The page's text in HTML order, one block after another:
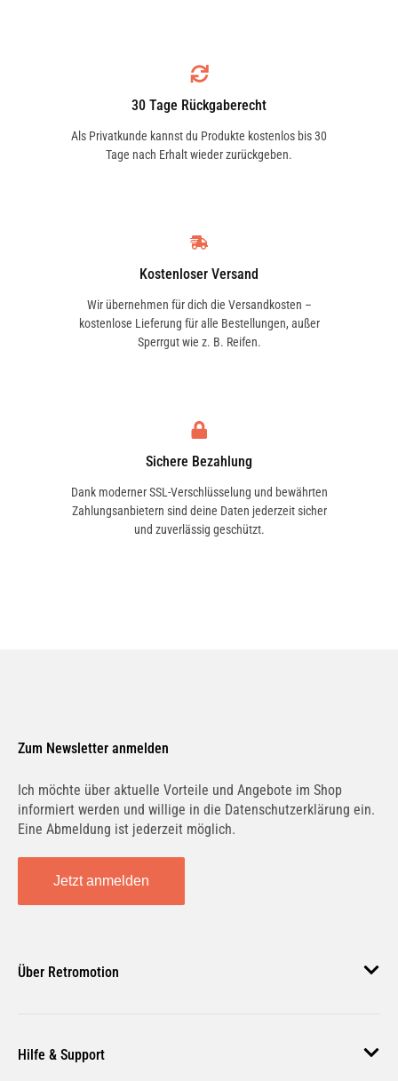
30 Tage Rückgaberecht
Als Privatkunde kannst du Produkte kostenlos bis 30
Tage nach Erhalt wieder zurückgeben.
Kostenloser Versand
Wir übernehmen für dich die Versandkosten –
kostenlose Lieferung für alle Bestellungen, außer
Sperrgut wie z. B. Reifen.
Sichere Bezahlung
Dank moderner SSL-Verschlüsselung und bewährten
Zahlungsanbietern sind deine Daten jederzeit sicher
und zuverlässig geschützt.
Zum Newsletter anmelden
Ich möchte über aktuelle Vorteile und Angebote im Shop
informiert werden und willige in die Datenschutzerklärung ein.
Eine Abmeldung ist jederzeit möglich.
Jetzt anmelden
Über Retromotion
Unsere Jobs
Hilfe & Support